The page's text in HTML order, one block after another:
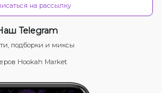
на рассылку
Telegram
подборки и миксы
Hookah Market